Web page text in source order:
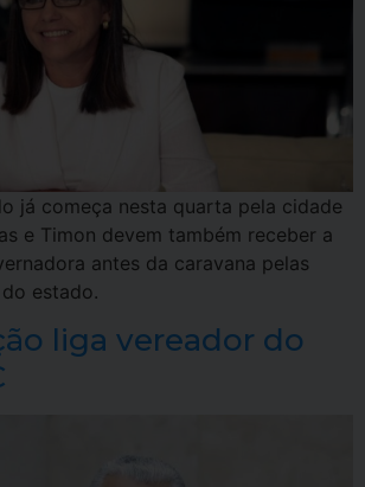
já começa nesta quarta pela cidade
e Timon devem também receber a
antes da caravana pelas
estado.
liga vereador do